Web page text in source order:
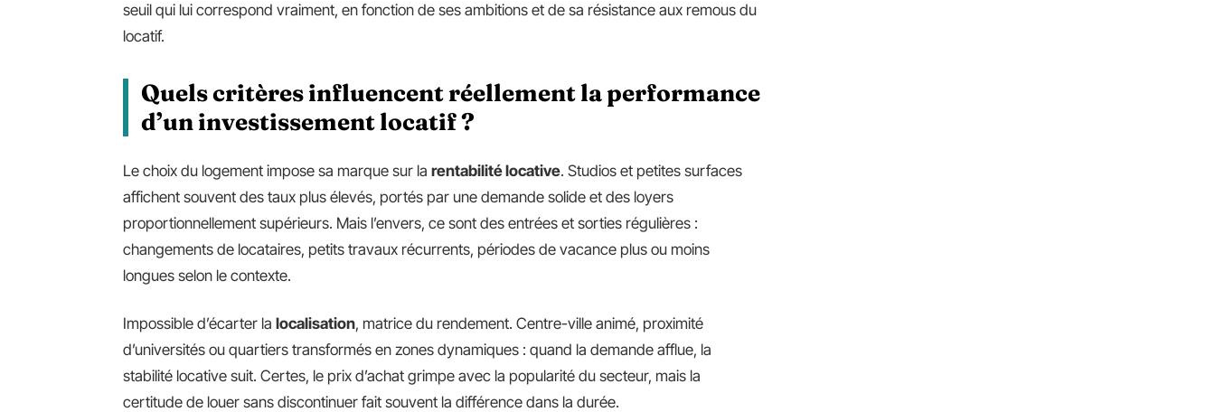
seuil qui lui correspond vraiment, en fonction de ses ambitions et de sa résistance aux remous du
locatif.
Quels critères influencent réellement la performance
d’un investissement locatif ?
Le choix du logement impose sa marque sur la rentabilité locative. Studios et petites surfaces
affichent souvent des taux plus élevés, portés par une demande solide et des loyers
proportionnellement supérieurs. Mais l’envers, ce sont des entrées et sorties régulières :
changements de locataires, petits travaux récurrents, périodes de vacance plus ou moins
longues selon le contexte.
Impossible d’écarter la localisation, matrice du rendement. Centre-ville animé, proximité
d’universités ou quartiers transformés en zones dynamiques : quand la demande afflue, la
stabilité locative suit. Certes, le prix d’achat grimpe avec la popularité du secteur, mais la
certitude de louer sans discontinuer fait souvent la différence dans la durée.